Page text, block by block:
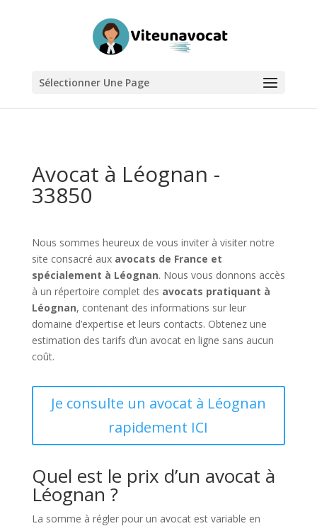
Sélectionner Une Page
Avocat à Léognan -
33850
Nous sommes heureux de vous inviter à visiter notre
site consacré aux avocats de France et
spécialement à Léognan. Nous vous donnons accès
à un répertoire complet des avocats pratiquant à
Léognan, contenant des informations sur leur
domaine d’expertise et leurs contacts. Obtenez une
estimation des tarifs d’un avocat en ligne sans aucun
coût.
Je consulte un avocat à Léognan
rapidement ICI
Quel est le prix d’un avocat à
Léognan ?
La somme à régler pour un avocat est variable en